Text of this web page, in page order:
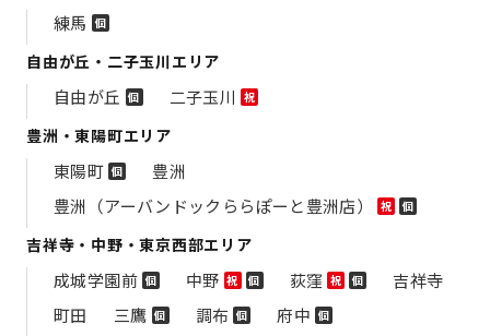
練馬 個
自由が丘・二子玉川エリア
自由が丘 個 二子玉川 祝
豊洲・東陽町エリア
東陽町 個
豊洲
豊洲（アーバンドックららぽーと豊洲店）
祝 個
吉祥寺・中野・東京西部エリア
成城学園前 個 中野 祝 個 荻窪 祝 個
吉祥寺
町田
三鷹 個 調布 個 府中 個